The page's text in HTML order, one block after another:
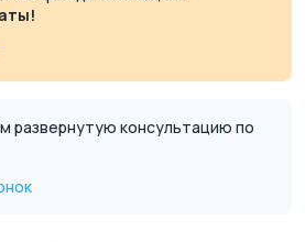
развернутую консультацию по